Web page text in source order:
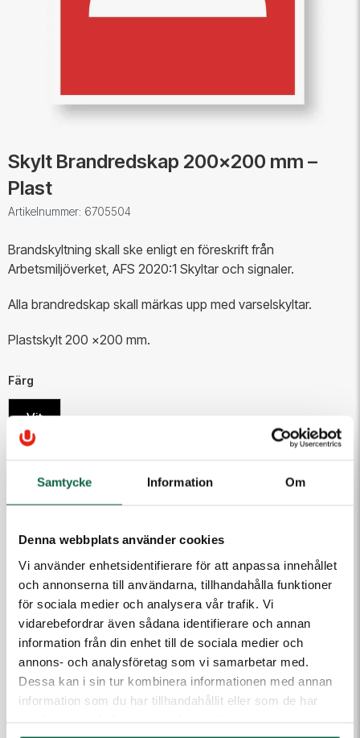
Samtycke Information Om
Denna webbplats använder cookies
Vi använder enhetsidentifierare för att anpassa innehållet
och annonserna till användarna, tillhandahålla funktioner
för sociala medier och analysera vår trafik. Vi
vidarebefordrar även sådana identifierare och annan
information från din enhet till de sociala medier och
annons- och analysföretag som vi samarbetar med.
Dessa kan i sin tur kombinera informationen med annan
information som du har tillhandahållit eller som de har
Skylt Brandredskap 200x200 mm –
Plast
Artikelnummer: 6705504
Brandskyltning skall ske enligt en föreskrift från
Arbetsmiljöverket, AFS 2020:1 Skyltar och signaler.
Alla brandredskap skall märkas upp med varselskyltar.
Plastskylt 200 x200 mm.
Färg
Vit
135,00 kr
Lägg i varukorgen
Höjd (mm)
200
Bredd (mm)
200
Färg
Vit